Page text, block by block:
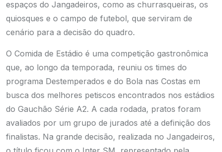
espaços do Jangadeiros, como as churrasqueiras, os
quiosques e o campo de futebol, que serviram de
cenário para a decisão do quadro.
O Comida de Estádio é uma competição gastronômica
que, ao longo da temporada, reuniu os times do
programa Destemperados e do Bola nas Costas em
busca dos melhores petiscos encontrados nos estádios
do Gauchão Série A2. A cada rodada, pratos foram
avaliados por um grupo de jurados até a definição dos
finalistas. Na grande decisão, realizada no Jangadeiros,